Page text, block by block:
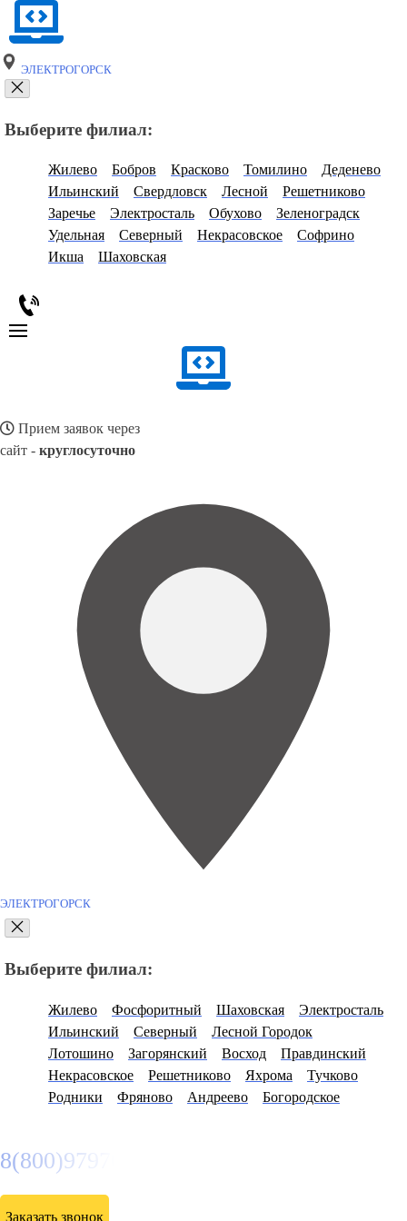
ЭЛЕКТРОГОРСК
Выберите филиал:
Жилево Бобров Красково Томилино
Деденево
Ильинский
Свердловск Лесной
Решетниково
Заречье
Электросталь Обухово
Зеленоградск
Удельная
Северный Некрасовское
Софрино
Икша
Шаховская
Прием заявок через
сайт - круглосуточно
ЭЛЕКТРОГОРСК
Выберите филиал:
Жилево Фосфоритный Шаховская
Электросталь
Ильинский
Северный
Лесной Городок
Лотошино
Загорянский Восход
Правдинский
Некрасовское
Решетниково Яхрома
Тучково
Родники
Фряново Андреево Богородское
8(800)9797043
Заказать звонок